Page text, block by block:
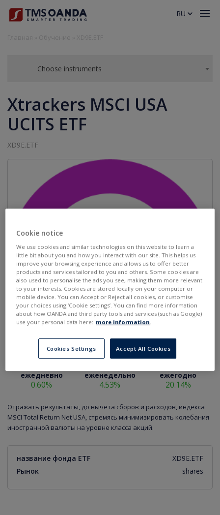
Choose instruments
Xtrackers MSCI USA
UCITS ETF
XD9E.ETF
ежедневно
0.60%
еженедельно
4.53%
ежегодно
20.14%
Отражать результаты, до вычета сборов и расходов, индекса
MSCI Total Return Net USA, стремясь минимизировать колебания
иностранной валюты на уровне класса акций.
название фонда ETF
XD9E.ETF
Рынок
shares
RU
Cookie notice
We use cookies and similar technologies on this website to learn a
little bit about you and how you interact with our site. This helps us
improve your browsing experience and allows us to offer better
products and services tailored to you and others. Some cookies are
also used to personalise the ads you see, making them more relevant
to your interests. Cookies are stored locally on your computer or
mobile device. You can Accept or Reject all cookies, or customise
your choices using ‘Cookie settings’. You can find more information
about how OANDA and third party tools and services (such as Google)
use your personal data here: more information
Cookies Settings Accept All Cookies